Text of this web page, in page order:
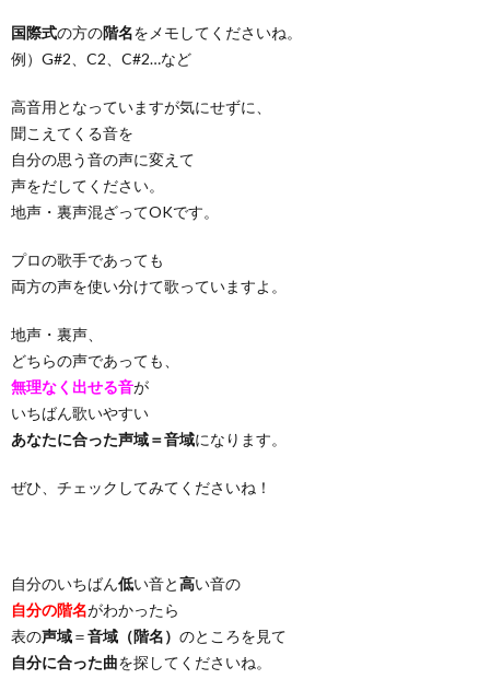
国際式の方の階名をメモしてくださいね。
例）G#2、C2、C#2…など
高音用となっていますが気にせずに、
聞こえてくる音を
自分の思う音の声に変えて
声をだしてください。
地声・裏声混ざってOKです。
プロの歌手であっても
両方の声を使い分けて歌っていますよ。
地声・裏声、
どちらの声であっても、
無理なく出せる音が
いちばん歌いやすい
あなたに合った声域＝音域になります。
ぜひ、チェックしてみてくださいね！
自分のいちばん低い音と高い音の
自分の階名がわかったら
表の声域＝音域（階名） のところを見て
自分に合った曲を探してくださいね。